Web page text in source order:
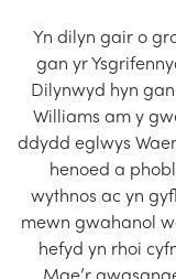
Yn dilyn gair o
gan yr
Dilynwyd hyn
Williams am y
ddydd eglwys
henoed a
wythnos ac yn
mewn gwahanol
hefyd yn rhoi
Mae’r